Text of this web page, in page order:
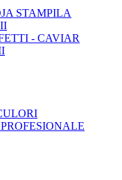
STAMPILA
- CAVIAR